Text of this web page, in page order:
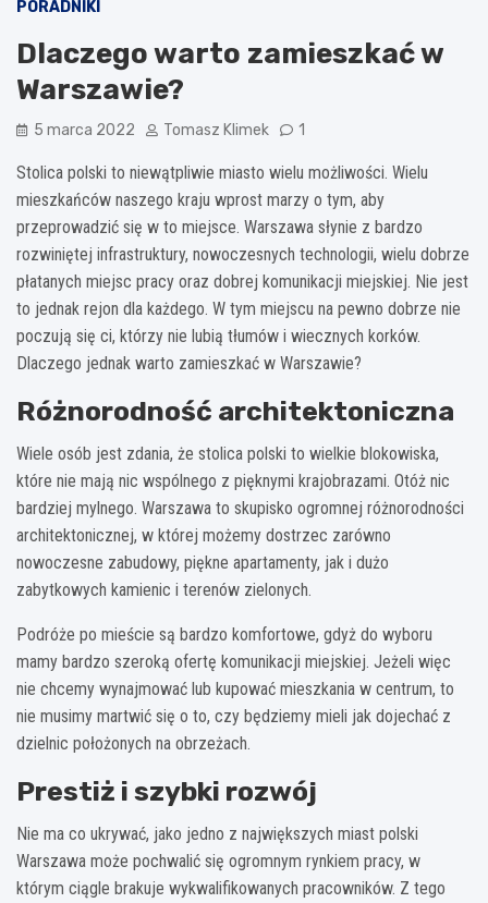
PORADNIKI
Dlaczego warto zamieszkać w
Warszawie?
5 marca 2022 Tomasz Klimek 1
Stolica polski to niewątpliwie miasto wielu możliwości. Wielu
mieszkańców naszego kraju wprost marzy o tym, aby
przeprowadzić się w to miejsce. Warszawa słynie z bardzo
rozwiniętej infrastruktury, nowoczesnych technologii, wielu dobrze
płatanych miejsc pracy oraz dobrej komunikacji miejskiej. Nie jest
to jednak rejon dla każdego. W tym miejscu na pewno dobrze nie
poczują się ci, którzy nie lubią tłumów i wiecznych korków.
Dlaczego jednak warto zamieszkać w Warszawie?
Różnorodność architektoniczna
Wiele osób jest zdania, że stolica polski to wielkie blokowiska,
które nie mają nic wspólnego z pięknymi krajobrazami. Otóż nic
bardziej mylnego. Warszawa to skupisko ogromnej różnorodności
architektonicznej, w której możemy dostrzec zarówno
nowoczesne zabudowy, piękne apartamenty, jak i dużo
zabytkowych kamienic i terenów zielonych.
Podróże po mieście są bardzo komfortowe, gdyż do wyboru
mamy bardzo szeroką ofertę komunikacji miejskiej. Jeżeli więc
nie chcemy wynajmować lub kupować mieszkania w centrum, to
nie musimy martwić się o to, czy będziemy mieli jak dojechać z
dzielnic położonych na obrzeżach.
Prestiż i szybki rozwój
Nie ma co ukrywać, jako jedno z największych miast polski
Warszawa może pochwalić się ogromnym rynkiem pracy, w
którym ciągle brakuje wykwalifikowanych pracowników. Z tego